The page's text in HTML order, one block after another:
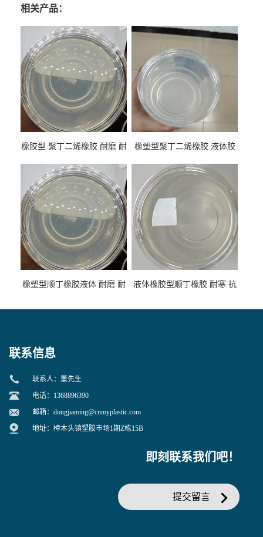
相关产品：
橡胶型 聚丁二烯橡胶 耐磨 耐
性
橡塑型聚丁二烯橡胶 液体胶
专用
橡塑型顺丁橡胶液体 耐磨 耐
液体橡胶型顺丁橡胶 耐寒 抗
联系信息
联系人：董先生
电话：1368896390
邮箱： dongjiaming@cnmyplastic.com
地址：樟木头镇塑胶市场1期Z栋15B
即刻联系我们吧！
提交留言